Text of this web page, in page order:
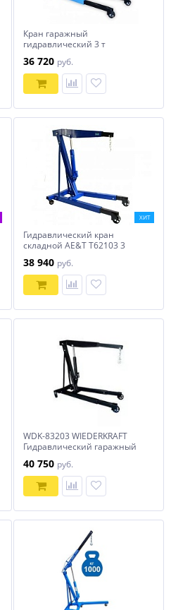
Кран гаражный
гидравлический 3 т
36 720 руб.
ХИТ
Гидравлический кран
складной AE&T Т62103 3
38 940 руб.
WDK-83203 WIEDERKRAFT
Гидравлический гаражный
40 750 руб.